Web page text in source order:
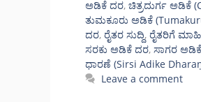
ಅಡಿಕೆ ದರ, ಚಿತ್ರದುರ್ಗ ಅಡಿಕೆ
ತುಮಕೂರು ಅಡಿಕೆ
ದರ, ರೈತರ ಸುದ್ದಿ, ರೈತರಿಗೆ
ಸರಕು ಅಡಿಕೆ ದರ, ಸಾಗರ
ಧಾರಣೆ (Sirsi Adike
Leave a comment